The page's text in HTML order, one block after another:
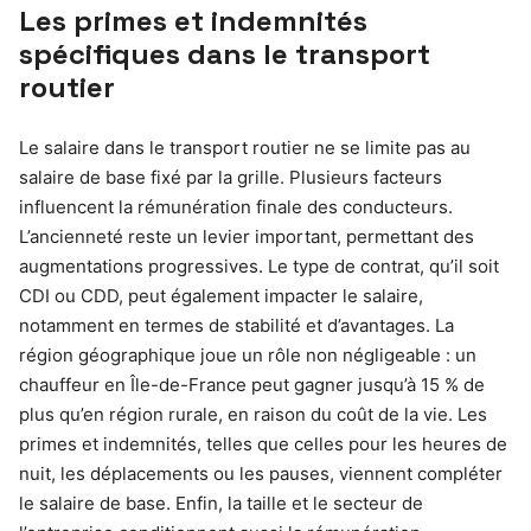
Les primes et indemnités
spécifiques dans le transport
routier
Le salaire dans le transport routier ne se limite pas au
salaire de base fixé par la grille. Plusieurs facteurs
influencent la rémunération finale des conducteurs.
L’ancienneté reste un levier important, permettant des
augmentations progressives. Le type de contrat, qu’il soit
CDI ou CDD, peut également impacter le salaire,
notamment en termes de stabilité et d’avantages. La
région géographique joue un rôle non négligeable : un
chauffeur en Île-de-France peut gagner jusqu’à 15 % de
plus qu’en région rurale, en raison du coût de la vie. Les
primes et indemnités, telles que celles pour les heures de
nuit, les déplacements ou les pauses, viennent compléter
le salaire de base. Enfin, la taille et le secteur de